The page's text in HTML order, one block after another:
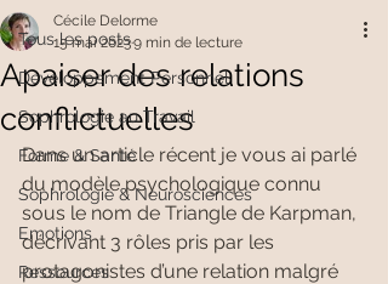
Tous les posts
Développement Personnel
Sophrologie au Travail
Forme & Santé
Sophrologie & Neurosciences
Emotions
Ressources
Apaiser des relations
conflictuelles
Cécile Delorme
15 mai 20239 min de lecture
Dans un article récent je vous ai parlé
du modèle psychologique connu
sous le nom de Triangle de Karpman,
décrivant 3 rôles pris par les
protagonistes d’une relation malgré